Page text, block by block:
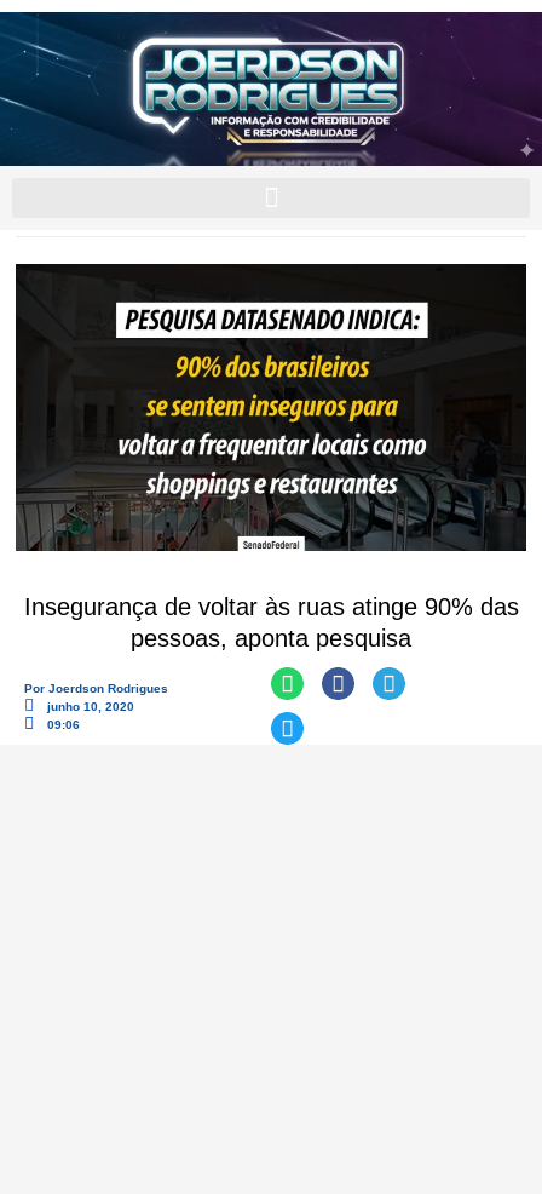
Insegurança de voltar às ruas atinge 90% das
pessoas, aponta pesquisa
Por Joerdson Rodrigues
junho 10, 2020
09:06